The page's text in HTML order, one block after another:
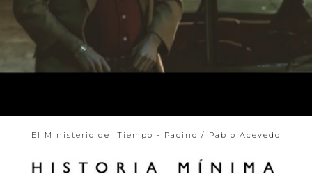
El Ministerio del Tiempo - Pacino / Pablo Acevedo